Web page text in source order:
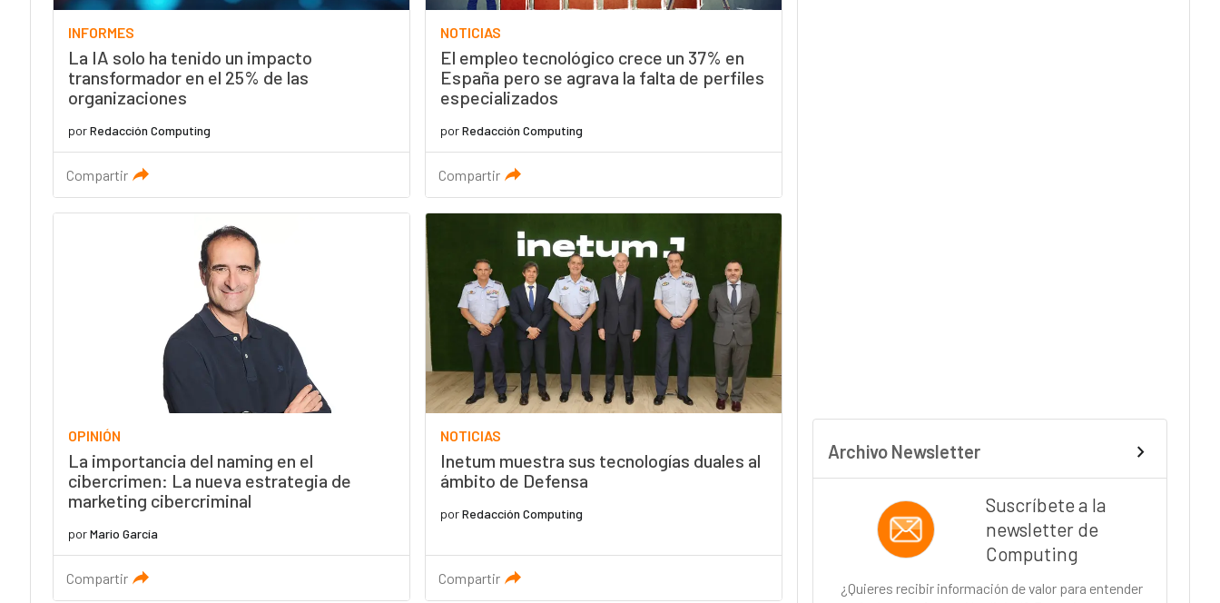
INFORMES
La IA solo ha tenido un impacto
transformador en el 25% de las
organizaciones
porRedacción Computing
Compartir
NOTICIAS
El empleo tecnológico crece un 37% en
España pero se agrava la falta de perfiles
especializados
porRedacción Computing
Compartir
OPINIÓN
La importancia del naming en el
cibercrimen: La nueva estrategia de
marketing cibercriminal
porMario García
Compartir
NOTICIAS
Inetum muestra sus tecnologías duales al
ámbito de Defensa
porRedacción Computing
Compartir
Archivo Newsletter
Suscríbete a la
newsletter de
Computing
¿Quieres recibir información de valor para entender